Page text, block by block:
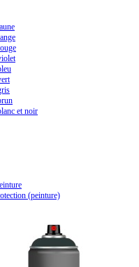
et noir
(peinture)